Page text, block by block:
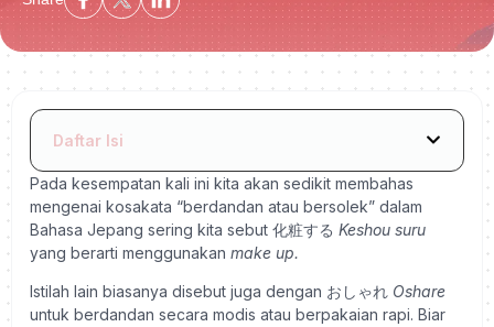
Daftar Isi
Pada kesempatan kali ini kita akan sedikit membahas
mengenai kosakata “berdandan atau bersolek” dalam
Bahasa Jepang sering kita sebut 化粧する Keshou suru
yang berarti menggunakan make up.
Istilah lain biasanya disebut juga dengan おしゃれ Oshare
untuk berdandan secara modis atau berpakaian rapi. Biar